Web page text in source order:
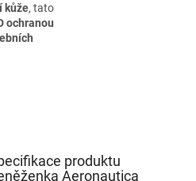
kůže, tato
ochranou
produktu
Aeronautica